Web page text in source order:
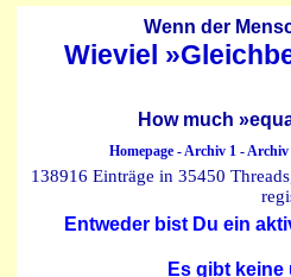
Wenn der
Wieviel
How much
Homepage-Archiv 1-Archiv
138916 Einträge in 35450
Entweder bist Du ein
Es gibt